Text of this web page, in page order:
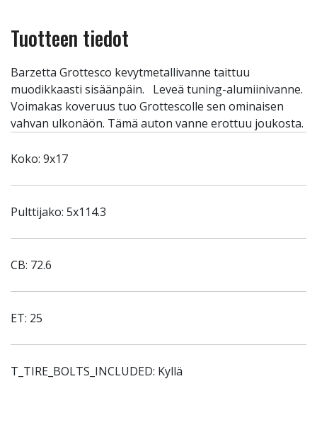
Tuotteen tiedot
Barzetta Grottesco kevytmetallivanne taittuu
muodikkaasti sisäänpäin. Leveä tuning-alumiinivanne.
Voimakas koveruus tuo Grottescolle sen ominaisen
vahvan ulkonäön. Tämä auton vanne erottuu joukosta.
Koko: 9x17
Pulttijako: 5x114.3
CB: 72.6
ET: 25
T_TIRE_BOLTS_INCLUDED: Kyllä